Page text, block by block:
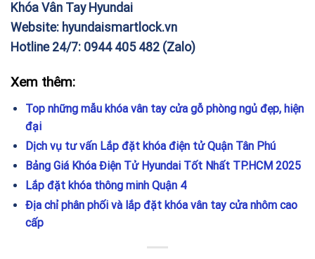
Khóa Vân Tay Hyundai
Website: hyundaismartlock.vn
Hotline 24/7: 0944 405 482 (Zalo)
Xem thêm:
Top những mẫu khóa vân tay cửa gỗ phòng ngủ đẹp, hiện
đại
Dịch vụ tư vấn Lắp đặt khóa điện tử Quận Tân Phú
Bảng Giá Khóa Điện Tử Hyundai Tốt Nhất TP.HCM 2025
Lắp đặt khóa thông minh Quận 4
Địa chỉ phân phối và lắp đặt khóa vân tay cửa nhôm cao
cấp